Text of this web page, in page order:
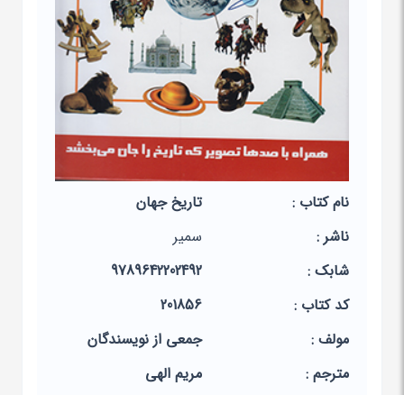
نام کتاب :
تاریخ جهان
ناشر :
سمیر
شابک :
9789642202492
کد کتاب :
201856
مولف :
جمعی از نویسندگان
مترجم :
مریم الهی